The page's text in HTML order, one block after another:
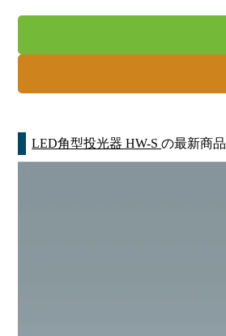
LED角型投光器 HW-Sの最新商品